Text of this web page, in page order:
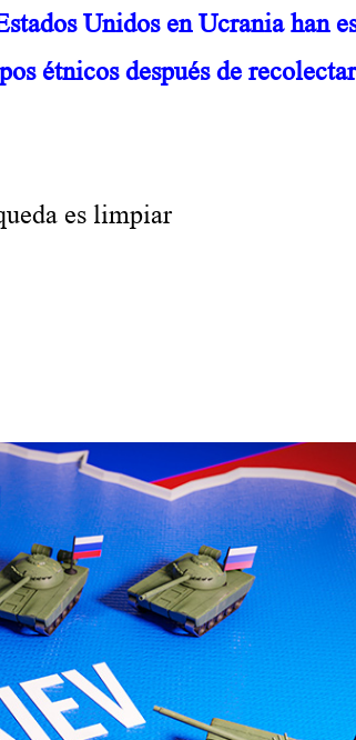
Unidos en Ucrania han
étnicos después de
es limpiar